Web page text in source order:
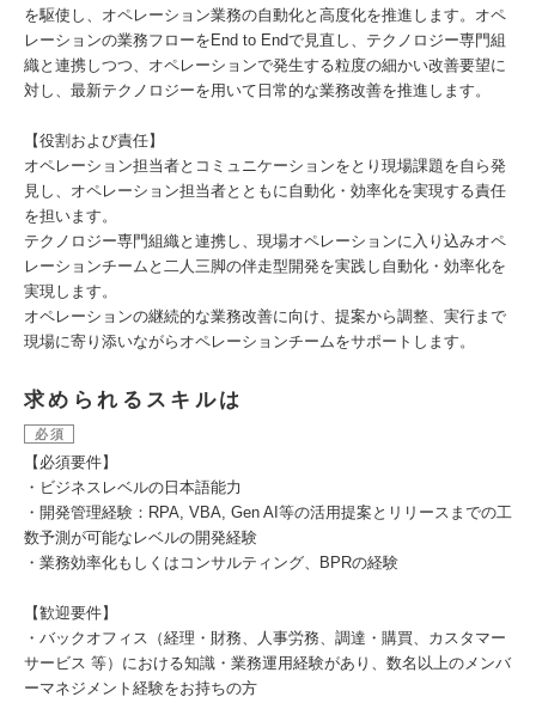
を駆使し、オペレーション業務の自動化と高度化を推進します。オペ
レーションの業務フローをEnd to Endで見直し、テクノロジー専門組
織と連携しつつ、オペレーションで発生する粒度の細かい改善要望に
対し、最新テクノロジーを用いて日常的な業務改善を推進します。
【役割および責任】
オペレーション担当者とコミュニケーションをとり現場課題を自ら発
見し、オペレーション担当者とともに自動化・効率化を実現する責任
を担います。
テクノロジー専門組織と連携し、現場オペレーションに入り込みオペ
レーションチームと二人三脚の伴走型開発を実践し自動化・効率化を
実現します。
オペレーションの継続的な業務改善に向け、提案から調整、実行まで
現場に寄り添いながらオペレーションチームをサポートします。
求められるスキルは
必須
【必須要件】
・ビジネスレベルの日本語能力
・開発管理経験：RPA, VBA, Gen AI等の活用提案とリリースまでの工
数予測が可能なレベルの開発経験
・業務効率化もしくはコンサルティング、BPRの経験
【歓迎要件】
・バックオフィス（経理・財務、人事労務、調達・購買、カスタマー
サービス 等）における知識・業務運用経験があり、数名以上のメンバ
ーマネジメント経験をお持ちの方